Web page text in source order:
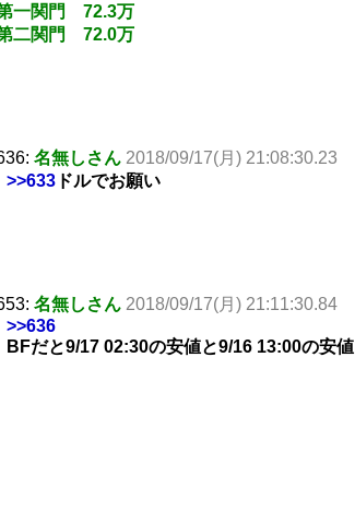
一関門 72.3万
二関門 72.0万
名無しさん 2018/09/17(月) 21:08:30.23
>>633 ドルでお願い
名無しさん 2018/09/17(月) 21:11:30.84
>>636
BFだと9/17 02:30の安値と9/16 13:00の安値